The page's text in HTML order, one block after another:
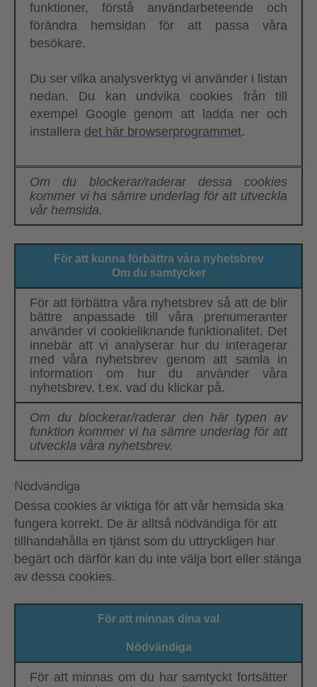
funktioner, förstå användarbeteende och
förändra hemsidan för att passa våra
besökare.
Du ser vilka analysverktyg vi använder i listan
nedan. Du kan undvika cookies från till
exempel Google genom att ladda ner och
installera det här browserprogrammet.
Om du blockerar/raderar dessa cookies
kommer vi ha sämre underlag för att utveckla
vår hemsida.
För att kunna förbättra våra nyhetsbrev
Om du samtycker
För att förbättra våra nyhetsbrev så att de blir
bättre anpassade till våra prenumeranter
använder vi cookieliknande funktionalitet. Det
innebär att vi analyserar hur du interagerar
med våra nyhetsbrev genom att samla in
information om hur du använder våra
nyhetsbrev, t.ex. vad du klickar på.
Om du blockerar/raderar den här typen av
funktion kommer vi ha sämre underlag för att
utveckla våra nyhetsbrev.
Nödvändiga
Dessa cookies är viktiga för att vår hemsida ska
fungera korrekt. De är alltså nödvändiga för att
tillhandahålla en tjänst som du uttryckligen har
begärt och därför kan du inte välja bort eller stänga
av dessa cookies.
För att minnas dina val
Nödvändiga
För att minnas om du har samtyckt fortsätter